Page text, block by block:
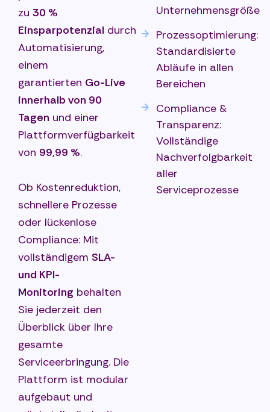
zu 30 %
Einsparpotenzial durch
Automatisierung,
einem
garantierten Go-Live
innerhalb von 90
Tagen und einer
Plattformverfügbarkeit
von 99,99 %.
Ob Kostenreduktion,
schnellere Prozesse
oder lückenlose
Compliance: Mit
vollständigem SLA-
und KPI-
Monitoring behalten
Sie jederzeit den
Überblick über Ihre
gesamte
Serviceerbringung. Die
Plattform ist modular
aufgebaut und
Unternehmensgröße
Prozessoptimierung:
Standardisierte
Abläufe in allen
Bereichen
Compliance &
Transparenz:
Vollständige
Nachverfolgbarkeit
aller
Serviceprozesse